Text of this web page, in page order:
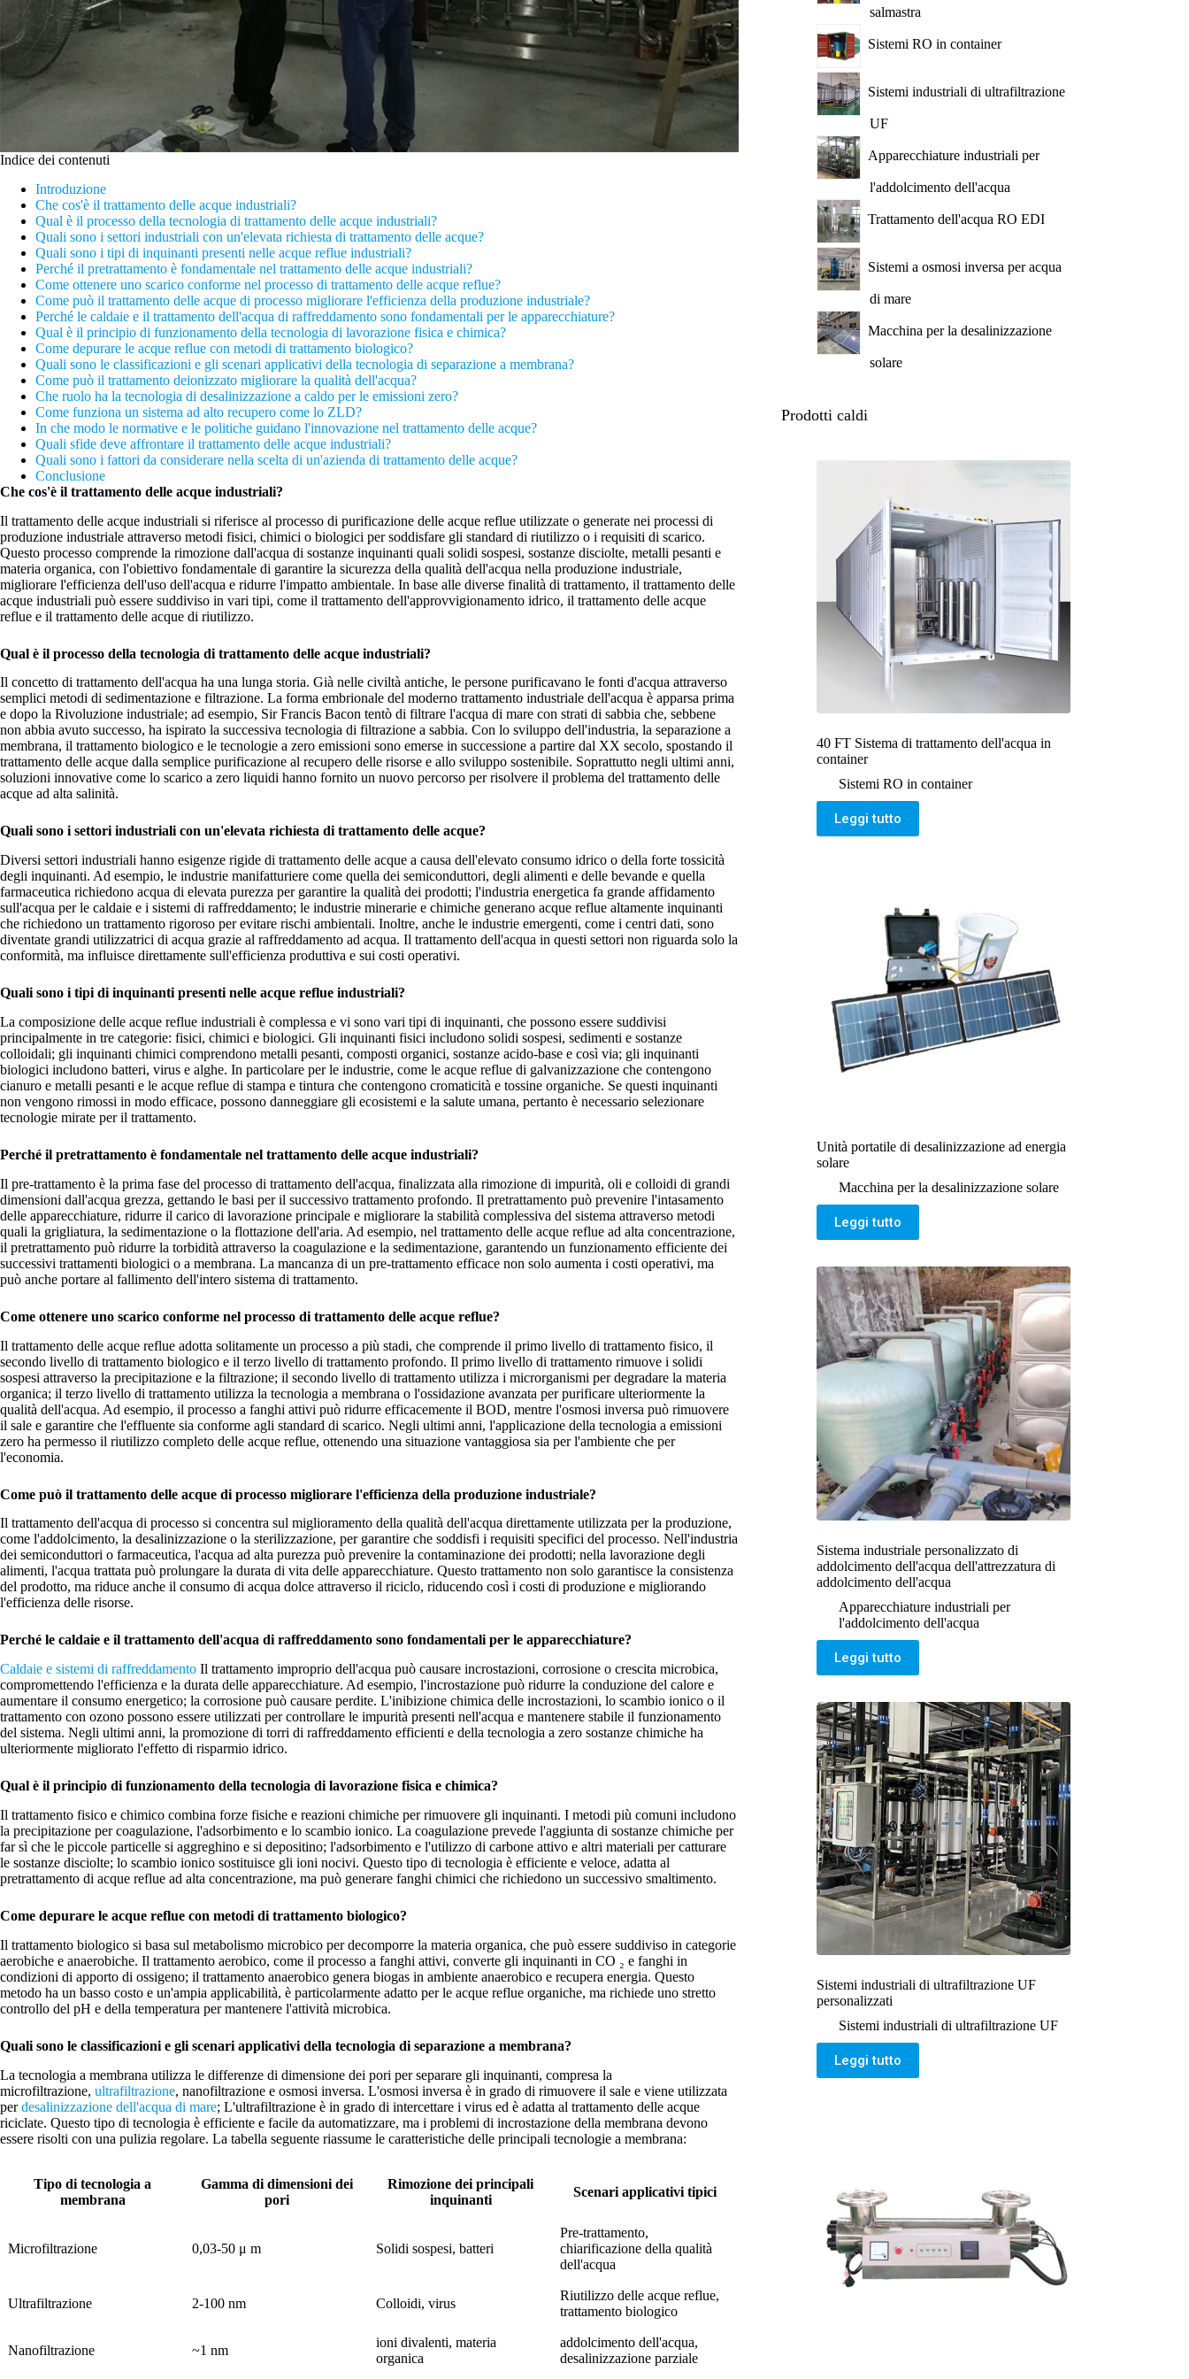
Indice dei contenuti
Introduzione
Che cos'è il trattamento delle acque industriali?
Qual è il processo della tecnologia di trattamento delle acque industriali?
Quali sono i settori industriali con un'elevata richiesta di trattamento delle acque?
Quali sono i tipi di inquinanti presenti nelle acque reflue industriali?
Perché il pretrattamento è fondamentale nel trattamento delle acque industriali?
Come ottenere uno scarico conforme nel processo di trattamento delle acque reflue?
Come può il trattamento delle acque di processo migliorare l'efficienza della produzione industriale?
Perché le caldaie e il trattamento dell'acqua di raffreddamento sono fondamentali per le apparecchiature?
Qual è il principio di funzionamento della tecnologia di lavorazione fisica e chimica?
Come depurare le acque reflue con metodi di trattamento biologico?
Quali sono le classificazioni e gli scenari applicativi della tecnologia di separazione a membrana?
Come può il trattamento deionizzato migliorare la qualità dell'acqua?
Che ruolo ha la tecnologia di desalinizzazione a caldo per le emissioni zero?
Come funziona un sistema ad alto recupero come lo ZLD?
In che modo le normative e le politiche guidano l'innovazione nel trattamento delle acque?
Quali sfide deve affrontare il trattamento delle acque industriali?
Quali sono i fattori da considerare nella scelta di un'azienda di trattamento delle acque?
Conclusione
Che cos'è il trattamento delle acque industriali?
Il trattamento delle acque industriali si riferisce al processo di purificazione delle acque reflue utilizzate o generate nei processi di
produzione industriale attraverso metodi fisici, chimici o biologici per soddisfare gli standard di riutilizzo o i requisiti di scarico.
Questo processo comprende la rimozione dall'acqua di sostanze inquinanti quali solidi sospesi, sostanze disciolte, metalli pesanti e
materia organica, con l'obiettivo fondamentale di garantire la sicurezza della qualità dell'acqua nella produzione industriale,
migliorare l'efficienza dell'uso dell'acqua e ridurre l'impatto ambientale. In base alle diverse finalità di trattamento, il trattamento delle
acque industriali può essere suddiviso in vari tipi, come il trattamento dell'approvvigionamento idrico, il trattamento delle acque
reflue e il trattamento delle acque di riutilizzo.
Qual è il processo della tecnologia di trattamento delle acque industriali?
Il concetto di trattamento dell'acqua ha una lunga storia. Già nelle civiltà antiche, le persone purificavano le fonti d'acqua attraverso
semplici metodi di sedimentazione e filtrazione. La forma embrionale del moderno trattamento industriale dell'acqua è apparsa prima
e dopo la Rivoluzione industriale; ad esempio, Sir Francis Bacon tentò di filtrare l'acqua di mare con strati di sabbia che, sebbene
non abbia avuto successo, ha ispirato la successiva tecnologia di filtrazione a sabbia. Con lo sviluppo dell'industria, la separazione a
membrana, il trattamento biologico e le tecnologie a zero emissioni sono emerse in successione a partire dal XX secolo, spostando il
trattamento delle acque dalla semplice purificazione al recupero delle risorse e allo sviluppo sostenibile. Soprattutto negli ultimi anni,
soluzioni innovative come lo scarico a zero liquidi hanno fornito un nuovo percorso per risolvere il problema del trattamento delle
acque ad alta salinità.
Quali sono i settori industriali con un'elevata richiesta di trattamento delle acque?
Diversi settori industriali hanno esigenze rigide di trattamento delle acque a causa dell'elevato consumo idrico o della forte tossicità
degli inquinanti. Ad esempio, le industrie manifatturiere come quella dei semiconduttori, degli alimenti e delle bevande e quella
farmaceutica richiedono acqua di elevata purezza per garantire la qualità dei prodotti; l'industria energetica fa grande affidamento
sull'acqua per le caldaie e i sistemi di raffreddamento; le industrie minerarie e chimiche generano acque reflue altamente inquinanti
che richiedono un trattamento rigoroso per evitare rischi ambientali. Inoltre, anche le industrie emergenti, come i centri dati, sono
diventate grandi utilizzatrici di acqua grazie al raffreddamento ad acqua. Il trattamento dell'acqua in questi settori non riguarda solo la
conformità, ma influisce direttamente sull'efficienza produttiva e sui costi operativi.
Quali sono i tipi di inquinanti presenti nelle acque reflue industriali?
La composizione delle acque reflue industriali è complessa e vi sono vari tipi di inquinanti, che possono essere suddivisi
principalmente in tre categorie: fisici, chimici e biologici. Gli inquinanti fisici includono solidi sospesi, sedimenti e sostanze
colloidali; gli inquinanti chimici comprendono metalli pesanti, composti organici, sostanze acido-base e così via; gli inquinanti
biologici includono batteri, virus e alghe. In particolare per le industrie, come le acque reflue di galvanizzazione che contengono
cianuro e metalli pesanti e le acque reflue di stampa e tintura che contengono cromaticità e tossine organiche. Se questi inquinanti
non vengono rimossi in modo efficace, possono danneggiare gli ecosistemi e la salute umana, pertanto è necessario selezionare
tecnologie mirate per il trattamento.
Perché il pretrattamento è fondamentale nel trattamento delle acque industriali?
Il pre-trattamento è la prima fase del processo di trattamento dell'acqua, finalizzata alla rimozione di impurità, oli e colloidi di grandi
dimensioni dall'acqua grezza, gettando le basi per il successivo trattamento profondo. Il pretrattamento può prevenire l'intasamento
delle apparecchiature, ridurre il carico di lavorazione principale e migliorare la stabilità complessiva del sistema attraverso metodi
quali la grigliatura, la sedimentazione o la flottazione dell'aria. Ad esempio, nel trattamento delle acque reflue ad alta concentrazione,
il pretrattamento può ridurre la torbidità attraverso la coagulazione e la sedimentazione, garantendo un funzionamento efficiente dei
successivi trattamenti biologici o a membrana. La mancanza di un pre-trattamento efficace non solo aumenta i costi operativi, ma
può anche portare al fallimento dell'intero sistema di trattamento.
Come ottenere uno scarico conforme nel processo di trattamento delle acque reflue?
Il trattamento delle acque reflue adotta solitamente un processo a più stadi, che comprende il primo livello di trattamento fisico, il
secondo livello di trattamento biologico e il terzo livello di trattamento profondo. Il primo livello di trattamento rimuove i solidi
sospesi attraverso la precipitazione e la filtrazione; il secondo livello di trattamento utilizza i microrganismi per degradare la materia
organica; il terzo livello di trattamento utilizza la tecnologia a membrana o l'ossidazione avanzata per purificare ulteriormente la
qualità dell'acqua. Ad esempio, il processo a fanghi attivi può ridurre efficacemente il BOD, mentre l'osmosi inversa può rimuovere
il sale e garantire che l'effluente sia conforme agli standard di scarico. Negli ultimi anni, l'applicazione della tecnologia a emissioni
zero ha permesso il riutilizzo completo delle acque reflue, ottenendo una situazione vantaggiosa sia per l'ambiente che per
l'economia.
Come può il trattamento delle acque di processo migliorare l'efficienza della produzione industriale?
Il trattamento dell'acqua di processo si concentra sul miglioramento della qualità dell'acqua direttamente utilizzata per la produzione,
come l'addolcimento, la desalinizzazione o la sterilizzazione, per garantire che soddisfi i requisiti specifici del processo. Nell'industria
dei semiconduttori o farmaceutica, l'acqua ad alta purezza può prevenire la contaminazione dei prodotti; nella lavorazione degli
alimenti, l'acqua trattata può prolungare la durata di vita delle apparecchiature. Questo trattamento non solo garantisce la consistenza
del prodotto, ma riduce anche il consumo di acqua dolce attraverso il riciclo, riducendo così i costi di produzione e migliorando
l'efficienza delle risorse.
Perché le caldaie e il trattamento dell'acqua di raffreddamento sono fondamentali per le apparecchiature?
Caldaie e sistemi di raffreddamento Il trattamento improprio dell'acqua può causare incrostazioni, corrosione o crescita microbica,
compromettendo l'efficienza e la durata delle apparecchiature. Ad esempio, l'incrostazione può ridurre la conduzione del calore e
aumentare il consumo energetico; la corrosione può causare perdite. L'inibizione chimica delle incrostazioni, lo scambio ionico o il
trattamento con ozono possono essere utilizzati per controllare le impurità presenti nell'acqua e mantenere stabile il funzionamento
del sistema. Negli ultimi anni, la promozione di torri di raffreddamento efficienti e della tecnologia a zero sostanze chimiche ha
ulteriormente migliorato l'effetto di risparmio idrico.
Qual è il principio di funzionamento della tecnologia di lavorazione fisica e chimica?
Il trattamento fisico e chimico combina forze fisiche e reazioni chimiche per rimuovere gli inquinanti. I metodi più comuni includono
la precipitazione per coagulazione, l'adsorbimento e lo scambio ionico. La coagulazione prevede l'aggiunta di sostanze chimiche per
far sì che le piccole particelle si aggreghino e si depositino; l'adsorbimento e l'utilizzo di carbone attivo e altri materiali per catturare
le sostanze disciolte; lo scambio ionico sostituisce gli ioni nocivi. Questo tipo di tecnologia è efficiente e veloce, adatta al
pretrattamento di acque reflue ad alta concentrazione, ma può generare fanghi chimici che richiedono un successivo smaltimento.
Come depurare le acque reflue con metodi di trattamento biologico?
Il trattamento biologico si basa sul metabolismo microbico per decomporre la materia organica, che può essere suddiviso in categorie
aerobiche e anaerobiche. Il trattamento aerobico, come il processo a fanghi attivi, converte gli inquinanti in CO ₂ e fanghi in
condizioni di apporto di ossigeno; il trattamento anaerobico genera biogas in ambiente anaerobico e recupera energia. Questo
metodo ha un basso costo e un'ampia applicabilità, è particolarmente adatto per le acque reflue organiche, ma richiede uno stretto
controllo del pH e della temperatura per mantenere l'attività microbica.
Quali sono le classificazioni e gli scenari applicativi della tecnologia di separazione a membrana?
La tecnologia a membrana utilizza le differenze di dimensione dei pori per separare gli inquinanti, compresa la
microfiltrazione, ultrafiltrazione, nanofiltrazione e osmosi inversa. L'osmosi inversa è in grado di rimuovere il sale e viene utilizzata
perdesalinizzazione dell'acqua di mare; L'ultrafiltrazione è in grado di intercettare i virus ed è adatta al trattamento delle acque
riciclate. Questo tipo di tecnologia è efficiente e facile da automatizzare, ma i problemi di incrostazione della membrana devono
essere risolti con una pulizia regolare. La tabella seguente riassume le caratteristiche delle principali tecnologie a membrana:
Tipo di tecnologia a
membrana
Gamma di dimensioni dei
pori
Rimozione dei principali
inquinanti
Scenari applicativi tipici
Microfiltrazione 0,03-50 μ m Solidi sospesi, batteri
Pre-trattamento,
chiarificazione della qualità
dell'acqua
Ultrafiltrazione 2-100 nm Colloidi, virus
Riutilizzo delle acque reflue,
trattamento biologico
Nanofiltrazione ~1 nm
ioni divalenti, materia
organica
addolcimento dell'acqua,
desalinizzazione parziale
salmastra
Sistemi RO in container
Sistemi industriali di ultrafiltrazione
UF
Apparecchiature industriali per
l'addolcimento dell'acqua
Trattamento dell'acqua RO EDI
Sistemi a osmosi inversa per acqua
di mare
Macchina per la desalinizzazione
solare
Prodotti caldi
40 FT Sistema di trattamento dell'acqua in
container
Sistemi RO in container
Leggi tutto
Unità portatile di desalinizzazione ad energia
solare
Macchina per la desalinizzazione solare
Leggi tutto
Sistema industriale personalizzato di
addolcimento dell'acqua dell'attrezzatura di
addolcimento dell'acqua
Apparecchiature industriali per
l'addolcimento dell'acqua
Leggi tutto
Sistemi industriali di ultrafiltrazione UF
personalizzati
Sistemi industriali di ultrafiltrazione UF
Leggi tutto